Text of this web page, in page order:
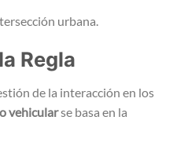
Regla
de la interacción en los
vehicularse basa en la